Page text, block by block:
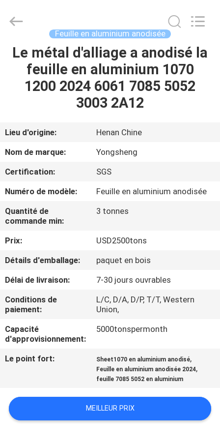
MAISON
PRODUITS
SUJET
DE
NOUS
VISITE
D'USINE
CONTRÔLE
DE
QUALITÉ
CONTACTEZ-
NOUS
NOUVELLES
DEMANDEZ
Yongsheng
Aluminum
Reserved.
Feuille en aluminium anodisée
Le métal d'alliage a anodisé la
feuille en aluminium 1070
1200 2024 6061 7085 5052
3003 2A12
Lieu d'origine:
Henan Chine
Nom de marque:
Yongsheng
Certification:
SGS
Numéro de modèle:
Feuille en aluminium anodisée
Quantité de
commande min:
3 tonnes
Prix:
USD2500tons
Détails d'emballage:
paquet en bois
Délai de livraison:
7-30 jours ouvrables
Conditions de
paiement:
L/C, D/A, D/P, T/T, Western
Union,
Capacité
d'approvisionnement:
5000tonspermonth
Le point fort: Sheet1070 en aluminium anodisé,
Feuille en aluminium anodisée 2024,
feuille 7085 5052 en aluminium
MEILLEUR PRIX